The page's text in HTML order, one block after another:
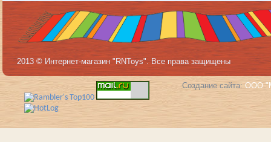
2013 © Интернет-магазин "RNToys". Все права защищены
Создание сайта: ООО